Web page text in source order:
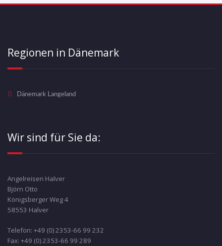
Regionen in Dänemark
Dänemark Langeland
Wir sind für Sie da:
Angelreisen Halver
Björn Otto
Königsberger Weg 4
58553 Halver
Telefon: +49 (0) 2353-66 99 232
Fax: +49 (0) 2353-66 99 289